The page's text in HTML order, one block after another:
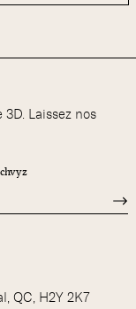
Laissez nos
QC, H2Y 2K7